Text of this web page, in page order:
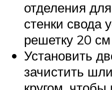
отделения
стенки свода
решетку 20
Установить
зачистить